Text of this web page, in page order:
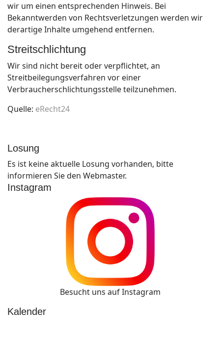
wir um einen entsprechenden Hinweis. Bei
Bekanntwerden von Rechtsverletzungen werden wir
derartige Inhalte umgehend entfernen.
Streitschlichtung
Wir sind nicht bereit oder verpflichtet, an
Streitbeilegungsverfahren vor einer
Verbraucherschlichtungsstelle teilzunehmen.
Quelle: eRecht24
Losung
Es ist keine aktuelle Losung vorhanden, bitte
informieren Sie den Webmaster.
Instagram
Besucht uns auf Instagram
Kalender